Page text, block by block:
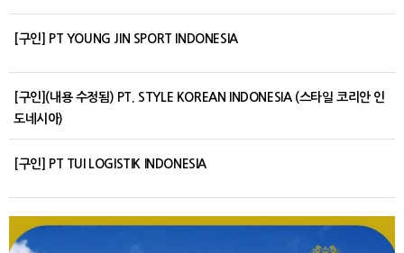
[구인] PT YOUNG JIN SPORT INDONESIA
[구인](내용 수정됨) PT. STYLE KOREAN INDONESIA (스타일 코리안 인
도네시아)
[구인] PT TUI LOGISTIK INDONESIA